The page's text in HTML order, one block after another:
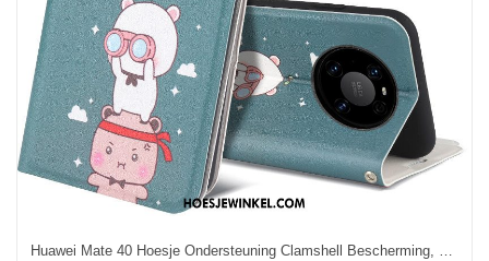
Huawei Mate 40 Hoesje Ondersteuning Clamshell Bescherming, Huawei Mate 40 Hoesje Mobiele Telefoon Leren Etui